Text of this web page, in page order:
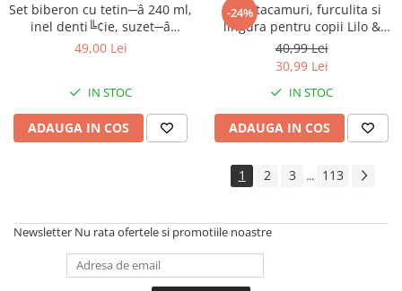
Set biberon cu tetin─â 240 ml,
inel denti╚¢ie, suzet─â
ortodontic─â ╚Öi suport
49,00 Lei
IN STOC
ADAUGA IN COS
-24%
Set 2 tacamuri, furculita si
lingura pentru copii Lilo &
Stitch 15.5 cm
40,99 Lei
30,99 Lei
IN STOC
ADAUGA IN COS
1 2 3 ... 113
Newsletter Nu rata ofertele si promotiile noastre